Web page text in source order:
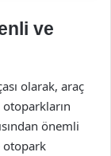
ve
olarak, araç
önemli
otopark